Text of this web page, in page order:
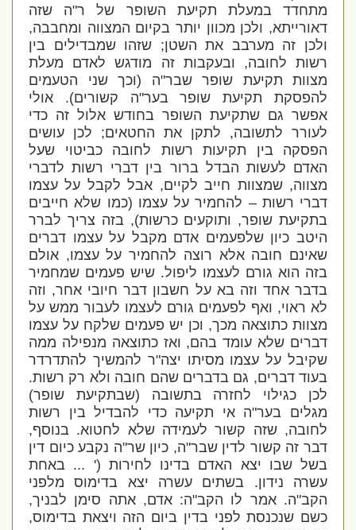
מתחדד במעלת תקיעת השופר של ר"ה שזה
דאורייתא, ולכן מכוון יותר בקיום המצווה ומחבבה,
ולכן זה מערבב את השטן; שזהו שמבדילים בין
רשות לחובה, ובעקבות זה מודגש לאדם מעלת
מצוות תקיעת שופר שבר"ה (וכך שני הטעמים
להפסקת תקיעת שופר בער"ה קשורים). אולי
אפשר גם שתקיעת השופר בחודש אלול זה כדי
לעורר לתשובה, לתקן את החטאים; לכן עושים
הפסקה בין תקיעות רשות לחובה כביטוי שעל
האדם לעשות הבדל ברור בין דברי רשות לדברי
מצווה, שמצוות חייב לקיים, אבל לקבל על עצמו
דברי רשות – להחמיר על עצמו (כמו שלא חייבים
בתקיעת שופר, ותוקעים כרשות), בזה צריך לברר
היטב כיון שלפעמים אדם מקבל על עצמו דברים
שאינם חובה אלא רוצה להחמיר על עצמו, אולם
בזה הוא גורם לעצמו ליפול. שיש פעמים שמחמיר
בדבר אחד וזה בא על חשבון דבר חיובי אחר, וזה
לא ראוי, ואף לפעמים גורם לעצמו לעבורממשעל
מצוות כתוצאה מכך, וכן יש פעמים שלקח על עצמו
דברים שלא עומד בהם, ואז כתוצאה מנפילה ממה
שקיבל על עצמו מסיתו יצה"ר להמשיך להתדרדר
בעוד דברים, גם בדברים שהם חובה ולא רק רשות.
לכן כגילוי לחזרה בתשובה (שבתקיעת שופר)
מגלים בער"ה אי תקיעה כדי להבדיל בין רשות
לחובה, שזה קשור לעמידה שלא לחטוא. בנוסף,
דבר זה קשור לדין שבר"ה, כיון שר"ה נקבע כיום דין
בשל שבו יצא האדם בדינולחירות(' ...באחת
עשרה נידון.
בשתים עשרה יצא בדימוס מלפני
הקב"ה. אמר לו הקב"ה: אדם, אתה סימן לבניך,
כשם שנכנסת לפני בדין ביום הזה ויצאת בדימוס,